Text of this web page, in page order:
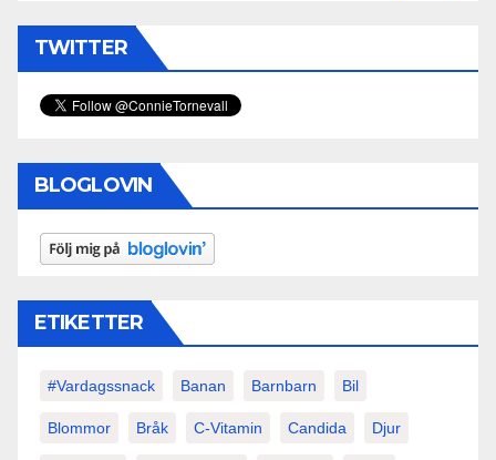
TWITTER
BLOGLOVIN
ETIKETTER
#vardagssnack Banan Barnbarn Bil
Blommor Bråk C-Vitamin Candida Djur